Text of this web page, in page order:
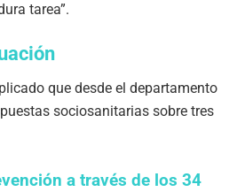
tarea”.
que desde el departamento
sociosanitarias sobre tres
a través de los 34